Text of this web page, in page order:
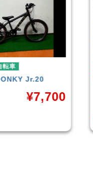
も用自転車
PIRATA
格
¥4,000